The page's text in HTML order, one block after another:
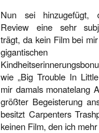
Nun sei hinzugefügt,
Review eine sehr
trägt, da kein Film bei
gigantischen
wie „Big Trouble In
mir damals monatelang
größter Begeisterung
besitzt Carpenters
keinen Film, den ich